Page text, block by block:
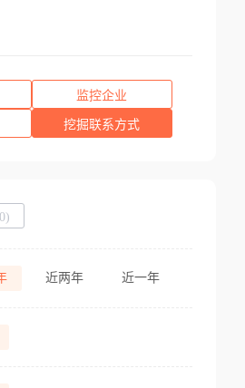
监控企业
挖掘联系方式
近两年 近一年